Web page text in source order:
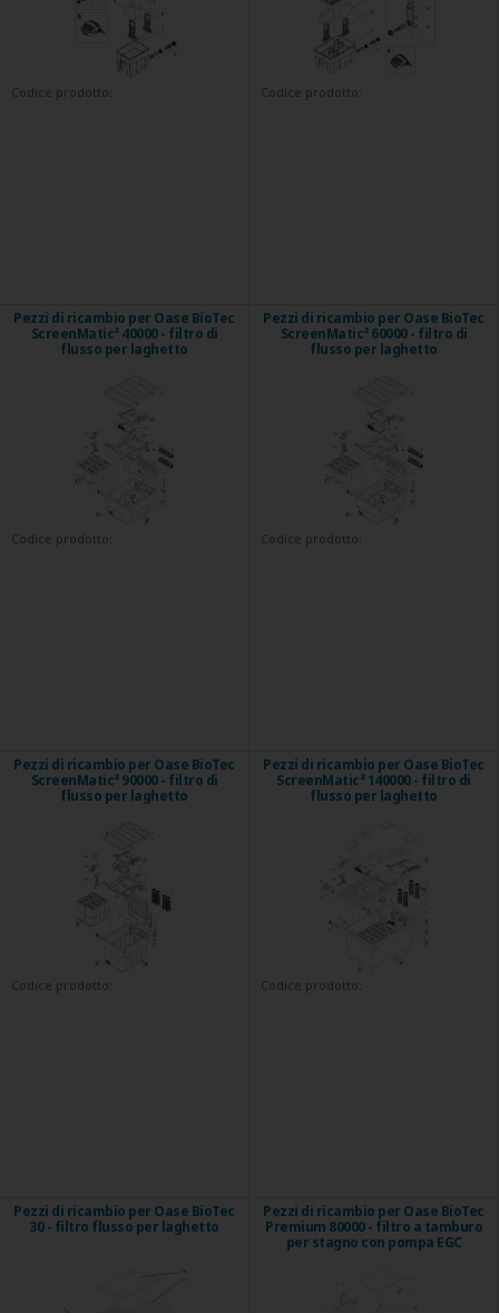
Codice prodotto: Codice prodotto:
Pezzi di ricambio per Oase BioTec
ScreenMatic² 40000 - filtro di
flusso per laghetto
Codice prodotto:
Pezzi di ricambio per Oase BioTec
ScreenMatic² 60000 - filtro di
flusso per laghetto
Codice prodotto:
Pezzi di ricambio per Oase BioTec
ScreenMatic² 90000 - filtro di
flusso per laghetto
Codice prodotto:
Pezzi di ricambio per Oase BioTec
ScreenMatic² 140000 - filtro di
flusso per laghetto
Codice prodotto:
Pezzi di ricambio per Oase BioTec
30 - filtro flusso per laghetto
Pezzi di ricambio per Oase BioTec
Premium 80000 - filtro a tamburo
per stagno con pompa EGC